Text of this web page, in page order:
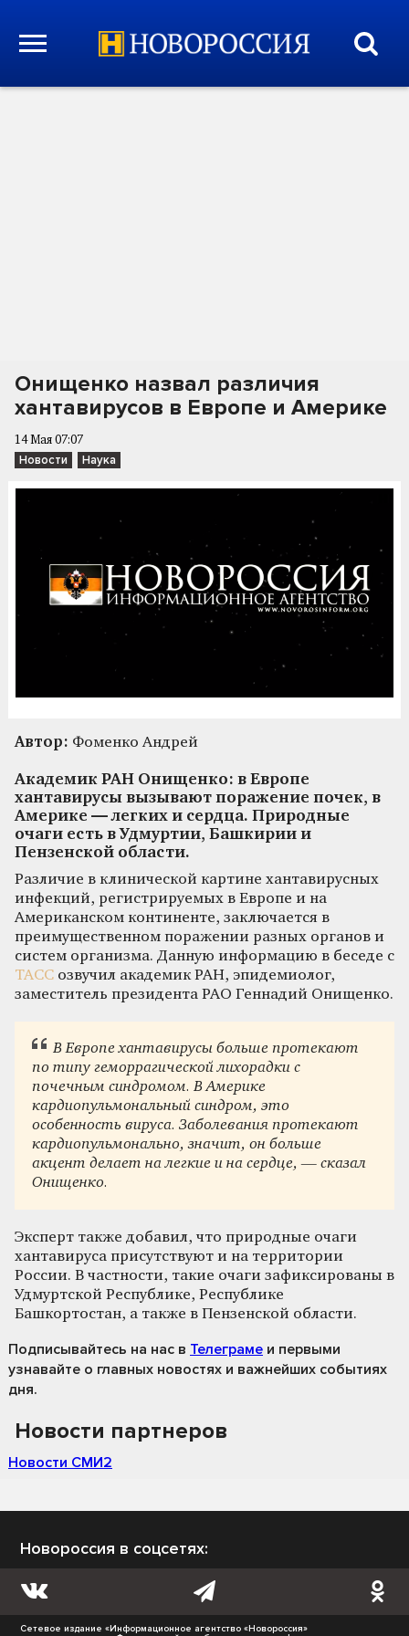
Онищенко назвал различия
хантавирусов в Европе и Америке
14 Мая 07:07
Новости Наука
Автор: Фоменко Андрей
Академик РАН Онищенко: в Европе
хантавирусы вызывают поражение почек, в
Америке — легких и сердца. Природные
очаги есть в Удмуртии, Башкирии и
Пензенской области.
Различие в клинической картине хантавирусных
инфекций, регистрируемых в Европе и на
Американском континенте, заключается в
преимущественном поражении разных органов и
систем организма. Данную информацию в беседе с
ТАСС озвучил академик РАН, эпидемиолог,
заместитель президента РАО Геннадий Онищенко.
В Европе хантавирусы больше протекают
по типу геморрагической лихорадки с
почечным синдромом. В Америке
кардиопульмональный синдром, это
особенность вируса. Заболевания протекают
кардиопульмонально, значит, он больше
акцент делает на легкие и на сердце, — сказал
Онищенко.
Эксперт также добавил, что природные очаги
хантавируса присутствуют и на территории
России. В частности, такие очаги зафиксированы в
Удмуртской Республике, Республике
Башкортостан, а также в Пензенской области.
Подписывайтесь на нас в Телеграме и первыми
узнавайте о главных новостях и важнейших событиях
дня.
Новости партнеров
Новости СМИ2
Новороссия в соцсетях:
Сетевое издание «Информационное агентство «Новороссия»